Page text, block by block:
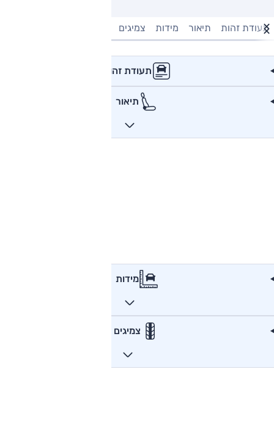
תעודת זהות תיאור מידות צמיגים
תעודת זהות
תיאור
מידות
צמיגים